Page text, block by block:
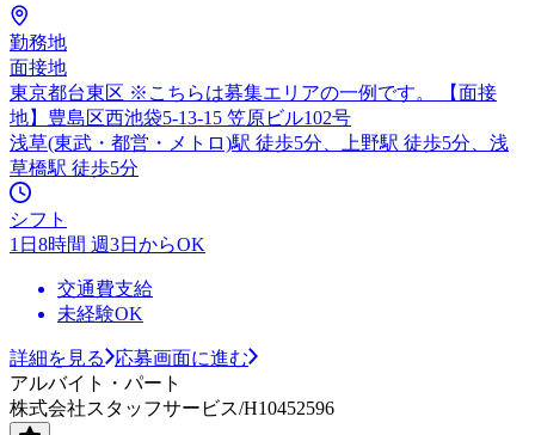
勤務地
面接地
東京都台東区 ※こちらは募集エリアの一例です。 【面接
地】豊島区西池袋5-13-15 笠原ビル102号
浅草(東武・都営・メトロ)駅 徒歩5分、上野駅 徒歩5分、浅
草橋駅 徒歩5分
シフト
1日8時間 週3日からOK
交通費支給
未経験OK
詳細を見る
応募画面に進む
アルバイト・パート
株式会社スタッフサービス/H10452596